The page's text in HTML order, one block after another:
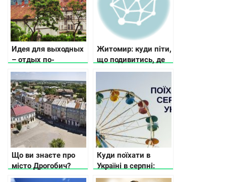
Идея для выходных
– отдых по-
королевски в
Украине
Житомир: куди піти,
що подивитись, де
зупинитися
Що ви знаєте про
місто Дрогобич?
Куди поїхати в
Україні в серпні:
афіша подій